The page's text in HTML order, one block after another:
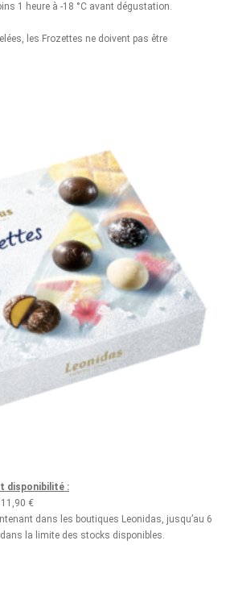
1 heure à -18 °C avant dégustation.
les Frozettes ne doivent pas être
disponibilité :
€
dans les boutiques Leonidas, jusqu’au 6
la limite des stocks disponibles.